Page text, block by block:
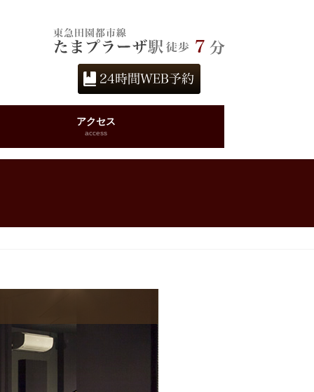
アクセス
access